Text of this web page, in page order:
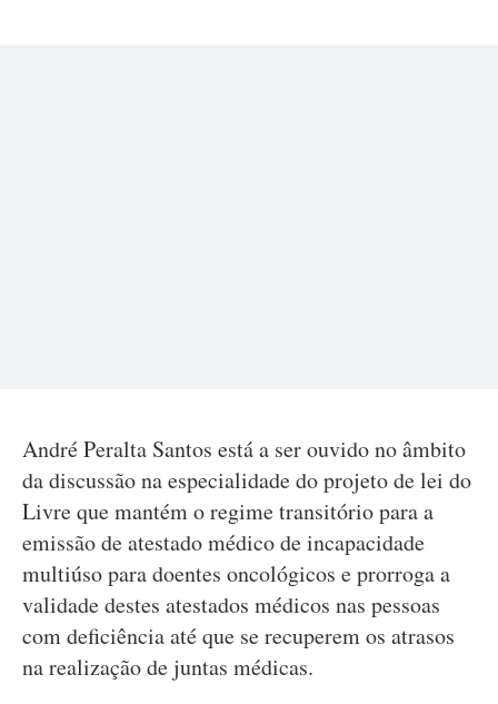
André Peralta Santos está a ser ouvido no âmbito
da discussão na especialidade do projeto de lei do
Livre que mantém o regime transitório para a
emissão de atestado médico de incapacidade
multiúso para doentes oncológicos e prorroga a
validade destes atestados médicos nas pessoas
com deficiência até que se recuperem os atrasos
na realização de juntas médicas.